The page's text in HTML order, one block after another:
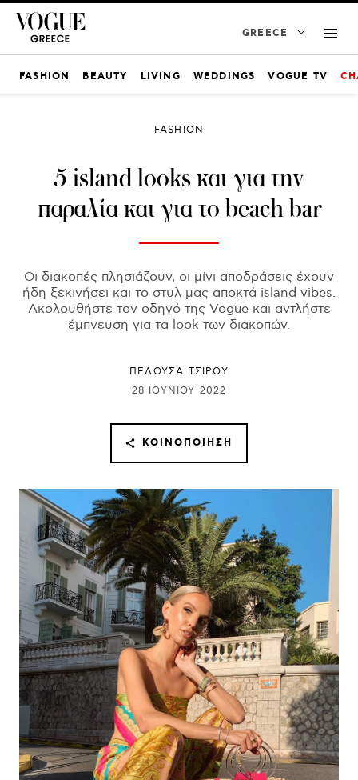
GREECE
FASHION BEAUTY LIVING WEDDINGS VOGUE TV
FASHION
5 island looks και για την
παραλία και για το beach bar
Οι διακοπές πλησιάζουν, οι μίνι αποδράσεις έχουν
ήδη ξεκινήσει και το στυλ μας αποκτά island vibes.
Ακολουθήστε τον οδηγό της Vogue και αντλήστε
έμπνευση για τα look των διακοπών.
ΠΕΛΟΥΣΑ ΤΣΙΡΟΥ
28 ΙΟΥΝΊΟΥ 2022
ΚΟΙΝΟΠΟΊΗΣΗ